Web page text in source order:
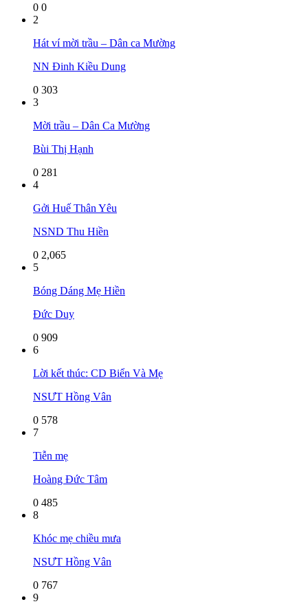
0 0
2
Hát ví mời trầu – Dân ca Mường
NN Đinh Kiều Dung
0 303
3
Mời trầu – Dân Ca Mường
Bùi Thị Hạnh
0 281
4
Gởi Huế Thân Yêu
NSND Thu Hiền
0 2,065
5
Bóng Dáng Mẹ Hiền
Đức Duy
0 909
6
Lời kết thúc: CD Biển Và Mẹ
NSƯT Hồng Vân
0 578
7
Tiễn mẹ
Hoàng Đức Tâm
0 485
8
Khóc mẹ chiều mưa
NSƯT Hồng Vân
0 767
9